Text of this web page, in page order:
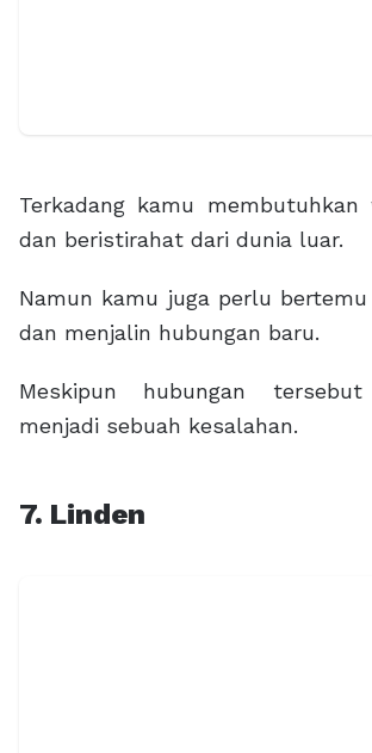
Terkadang kamu
dan beristirahat dari dunia luar.
Namun kamu juga perlu
dan menjalin hubungan baru.
Meskipun hubungan
menjadi sebuah kesalahan.
7. Linden